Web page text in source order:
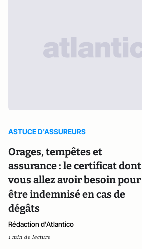
ASTUCE D'ASSUREURS
Orages, tempêtes et
assurance : le certificat dont
vous allez avoir besoin pour
être indemnisé en cas de
dégâts
Rédaction d'Atlantico
1 min de lecture